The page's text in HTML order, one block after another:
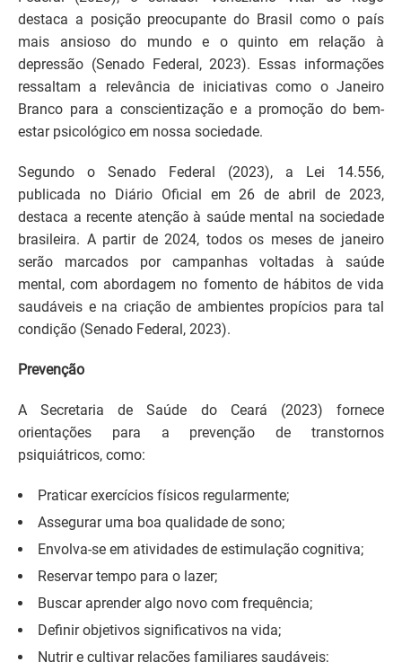
destaca a posição preocupante do Brasil como o país
mais ansioso do mundo e o quinto em relação à
depressão (Senado Federal, 2023). Essas informações
ressaltam a relevância de iniciativas como o Janeiro
Branco para a conscientização e a promoção do bem-
estar psicológico em nossa sociedade.
Segundo o Senado Federal (2023), a Lei 14.556,
publicada no Diário Oficial em 26 de abril de 2023,
destaca a recente atenção à saúde mental na sociedade
brasileira. A partir de 2024, todos os meses de janeiro
serão marcados por campanhas voltadas à saúde
mental, com abordagem no fomento de hábitos de vida
saudáveis ​​e na criação de ambientes propícios para tal
condição (Senado Federal, 2023).
Prevenção
A Secretaria de Saúde do Ceará (2023) fornece
orientações para a prevenção de transtornos
psiquiátricos, como:
Praticar exercícios físicos regularmente;
Assegurar uma boa qualidade de sono;
Envolva-se em atividades de estimulação cognitiva;
Reservar tempo para o lazer;
Buscar aprender algo novo com frequência;
Definir objetivos significativos na vida;
Nutrir e cultivar relações familiares saudáveis;